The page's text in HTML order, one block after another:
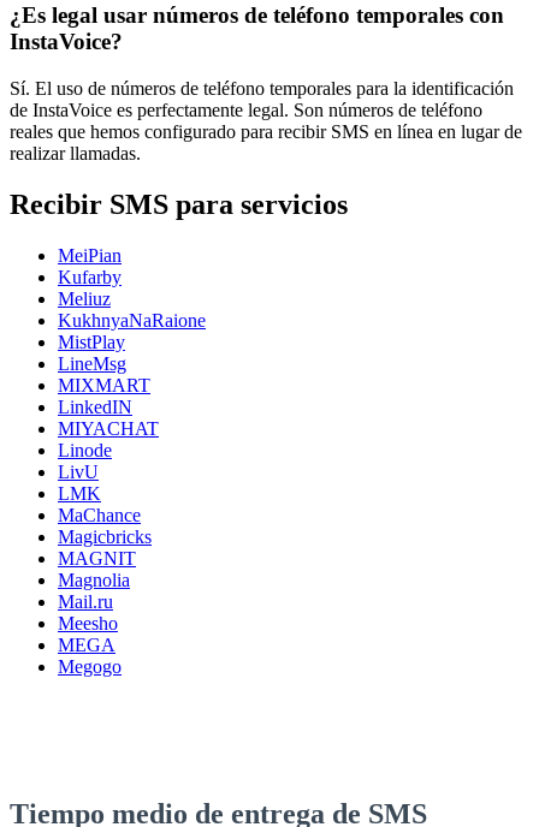
¿Es legal usar números de teléfono temporales con
InstaVoice?
Sí. El uso de números de teléfono temporales para la identificación
de InstaVoice es perfectamente legal. Son números de teléfono
reales que hemos configurado para recibir SMS en línea en lugar de
realizar llamadas.
Recibir SMS para servicios
MeiPian
Kufarby
Meliuz
KukhnyaNaRaione
MistPlay
LineMsg
MIXMART
LinkedIN
MIYACHAT
Linode
LivU
LMK
MaChance
Magicbricks
MAGNIT
Magnolia
Mail.ru
Meesho
MEGA
Megogo
Tiempo medio de entrega de SMS